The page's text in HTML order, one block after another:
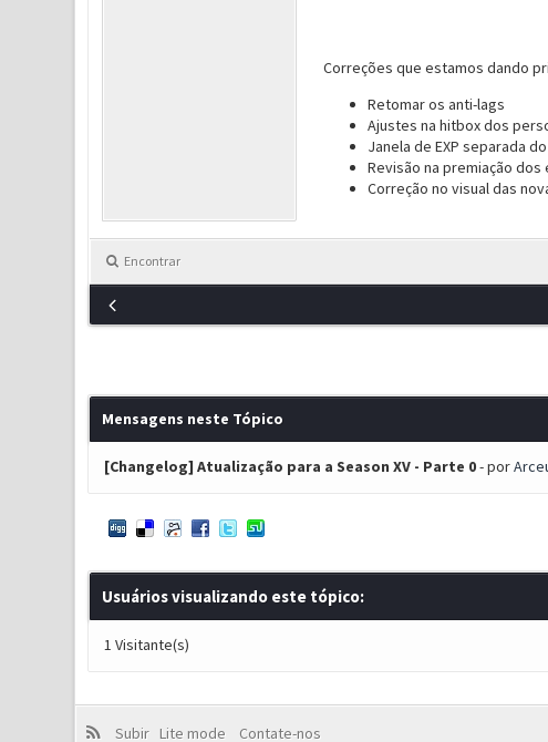
Correções que estamos dando
Retomar os anti-lags
Ajustes na hitbox dos
Janela de EXP separada
Revisão na premiação dos
Correção no visual das
Encontrar
Mensagens neste Tópico
[Changelog] Atualização para a Season XV - Parte 0- por
Usuários visualizando este tópico:
1 Visitante(s)
Subir Lite mode Contate-nos